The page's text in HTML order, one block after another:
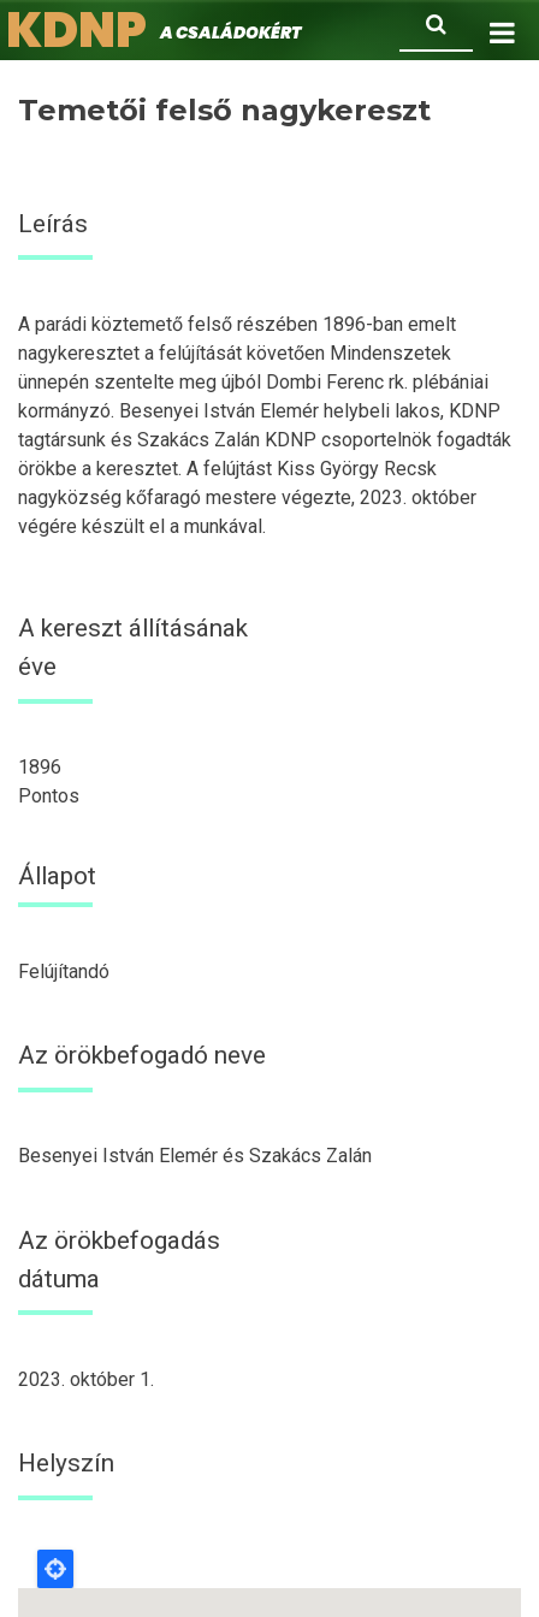
Ugrás
a
Keresés
KDNPA családokért.
Temetői felső nagykereszt
Leírás
A parádi köztemető felső részében 1896-ban emelt
nagykeresztet a felújítását követően Mindenszetek
ünnepén szentelte meg újból Dombi Ferenc rk. plébániai
kormányzó. Besenyei István Elemér helybeli lakos, KDNP
tagtársunk és Szakács Zalán KDNP csoportelnök fogadták
örökbe a keresztet. A felújtást Kiss György Recsk
nagyközség kőfaragó mestere végezte, 2023. október
végére készült el a munkával.
A kereszt állításának
éve
1896
Pontos
Állapot
Felújítandó
Az örökbefogadó neve
Besenyei István Elemér és Szakács Zalán
Az örökbefogadás
dátuma
2023. október 1.
Helyszín